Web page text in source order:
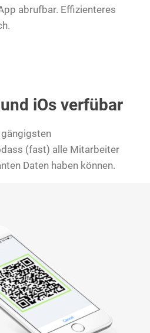
abrufbar. Effizienteres
iOs verfübar
(fast) alle Mitarbeiter
Daten haben können.